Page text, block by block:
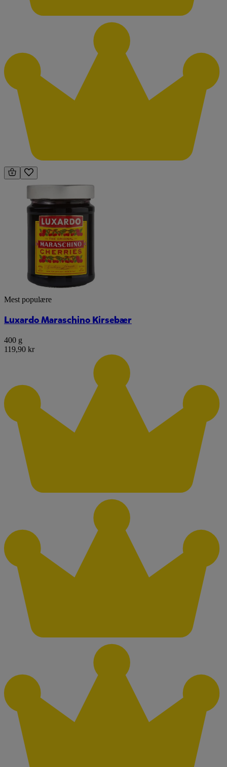
Mest populære
Luxardo Maraschino Kirsebær
400 g
119,90 kr